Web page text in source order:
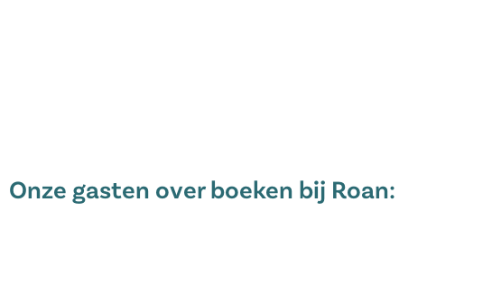
heeft op de camping, kan
en boek jouw
Onze gasten over boeken bij Roan: